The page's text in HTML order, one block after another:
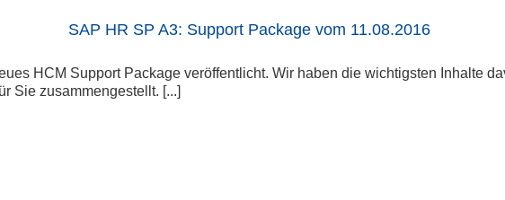
SAP HR SP A3: Support Package vom 11.08.2016
HCM Support Package veröffentlicht. Wir haben die wichtigsten Inhalte
Sie zusammengestellt. [...]